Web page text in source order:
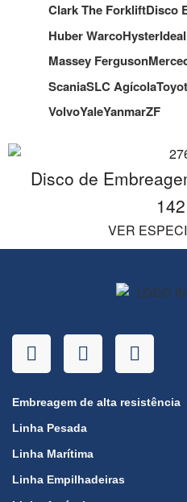
Clark The ForkliftDisco
Huber WarcoHysterIdeal
Massey Ferguson
ScaniaSLC Agícola
VolvoYaleYanmarZF
Disco de
VER
Embreagem de alta resistência
Linha Pesada
Linha Marítima
Linha Empilhadeiras